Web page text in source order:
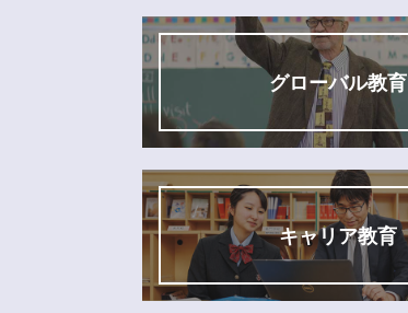
グローバル教育
キャリア教育